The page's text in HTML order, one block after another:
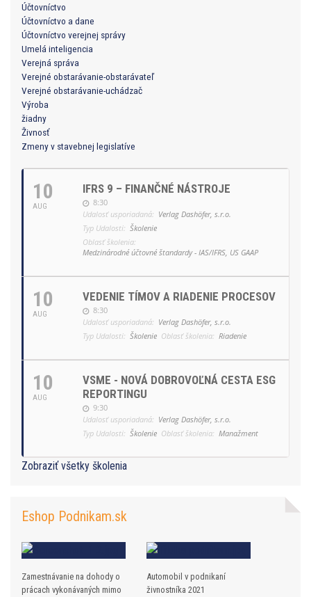
Účtovníctvo
Účtovníctvo a dane
Účtovníctvo verejnej správy
Umelá inteligencia
Verejná správa
Verejné obstarávanie-obstarávateľ
Verejné obstarávanie-uchádzač
Výroba
žiadny
Živnosť
Zmeny v stavebnej legislatíve
10
AUG
IFRS 9 – FINANČNÉ NÁSTROJE
8:30
Udalosť usporiadaná: Verlag Dashöfer, s.r.o.
Typ Udalosti: Školenie
Oblasť školenia:
Medzinárodné účtovné štandardy - IAS/IFRS, US GAAP
10
AUG
VEDENIE TÍMOV A RIADENIE PROCESOV
8:30
Udalosť usporiadaná: Verlag Dashöfer, s.r.o.
Typ Udalosti: Školenie Oblasť školenia: Riadenie
10
AUG
VSME - NOVÁ DOBROVOĽNÁ CESTA ESG
REPORTINGU
9:30
Udalosť usporiadaná: Verlag Dashöfer, s.r.o.
Typ Udalosti: Školenie Oblasť školenia: Manažment
Zobraziť všetky školenia
Eshop Podnikam.sk
Zamestnávanie na dohody o
prácach vykonávaných mimo
Automobil v podnikaní
živnostníka 2021